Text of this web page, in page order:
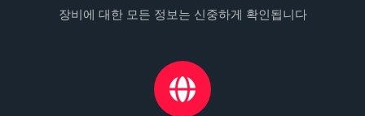
장비에 대한 모든 정보는 신중하게 확인됩니다